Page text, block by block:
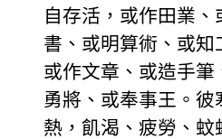
自存活，或作田業
書、或明算術、或知
或作文章、或造手筆
勇將、或奉事王。彼
熱，飢渴、疲勞、蚊